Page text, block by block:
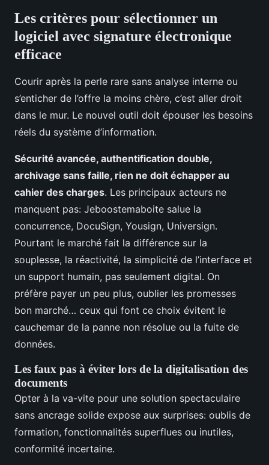
Les critères pour sélectionner un
logiciel avec signature électronique
efficace
Courir après la perle rare sans analyse interne ou
s’enticher de l’offre la moins chère, c’est aller droit
dans le mur. Le nouvel outil doit épouser les besoins
réels du système d’information.
Sécurité avancée, authentification double,
archivage sans faille, rien ne doit échapper au
cahier des charges. Les principaux acteurs ne
manquent pas: Jeboostemaboite salue la
concurrence, DocuSign, Yousign, Universign.
Pourtant le marché fait la différence sur la
souplesse, la réactivité, la simplicité de l’interface et
un support humain, pas seulement digital. On
préfère payer un peu plus, oublier les promesses
bon marché… ceux qui font ce choix évitent le
cauchemar de la panne non résolue ou la fuite de
données.
Les faux pas à éviter lors de la digitalisation des
documents
Opter à la va-vite pour une solution spectaculaire
sans ancrage solide expose aux surprises: oublis de
formation, fonctionnalités superflues ou inutiles,
conformité incertaine.